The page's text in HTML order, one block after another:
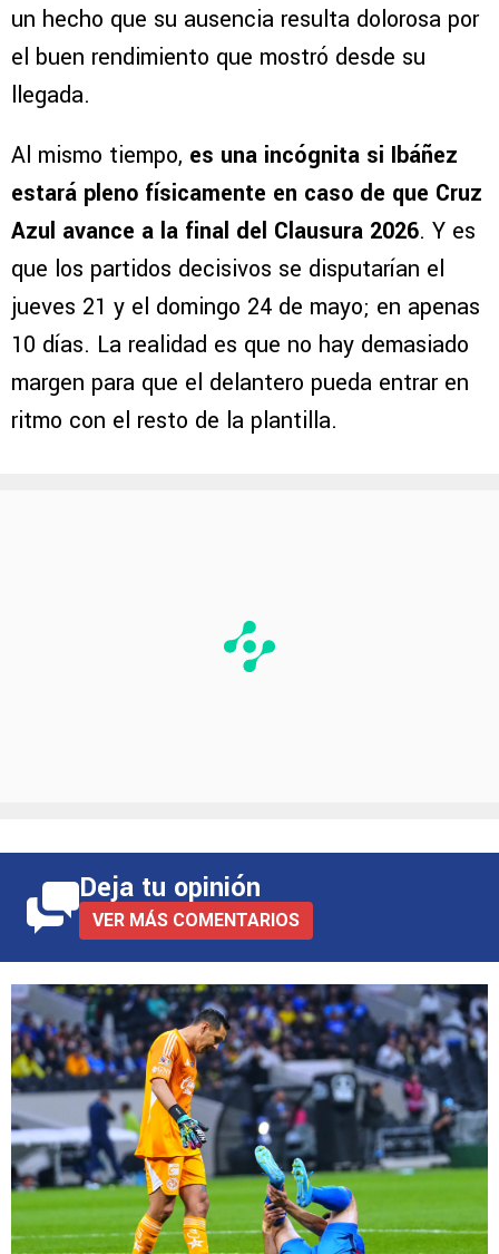
un hecho que su ausencia resulta dolorosa por
el buen rendimiento que mostró desde su
llegada.
Al mismo tiempo, es una incógnita si Ibáñez
estará pleno físicamente en caso de que Cruz
Azul avance a la final del Clausura 2026. Y es
que los partidos decisivos se disputarían el
jueves 21 y el domingo 24 de mayo; en apenas
10 días. La realidad es que no hay demasiado
margen para que el delantero pueda entrar en
ritmo con el resto de la plantilla.
Deja tu opinión
VER MÁS COMENTARIOS